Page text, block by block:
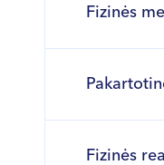
Fizinės
Fizinės